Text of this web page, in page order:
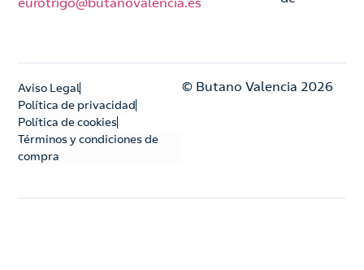
Aviso Legal
Política de privacidad
Política de cookies
Términos y condiciones de
compra
© Butano Valencia 2026